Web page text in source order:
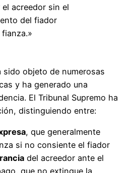
acreedor sin el
del fiador
objeto de numerosas
y ha generado una
El Tribunal Supremo ha
distinguiendo entre:
, que generalmente
si no consiente el fiador
del acreedor ante el